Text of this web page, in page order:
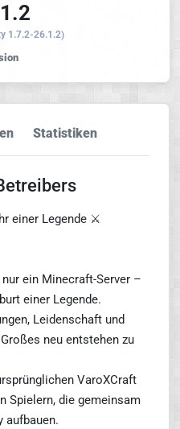
1.7.2-26.1.2)
Statistiken
einer Legende ⚔️
ein Minecraft-Server –
einer Legende.
Leidenschaft und
neu entstehen zu
VaroXCraft
Spielern, die gemeinsam
aufbauen.